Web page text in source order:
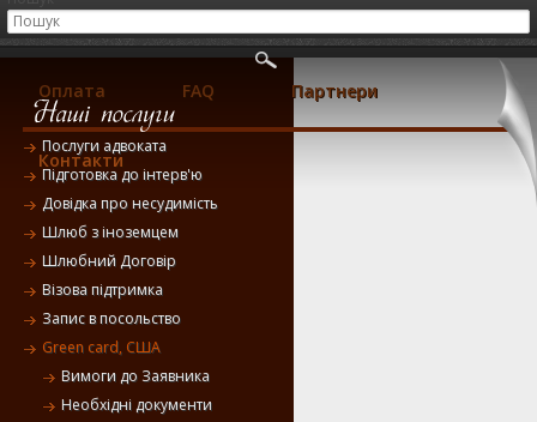
Головна
Оплата FAQ Партнери
Контакти
Послуги адвоката
Підготовка до інтерв'ю
Довідка про несудимість
Шлюб з іноземцем
Шлюбний Договір
Візова підтримка
Запис в посольство
Green card, США
Вимоги до Заявника
Необхідні документи